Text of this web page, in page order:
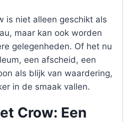
is niet alleen geschikt als
maar kan ook worden
gelegenheden. Of het nu
een afscheid, een
als blijk van waardering,
in de smaak vallen.
Crow: Een